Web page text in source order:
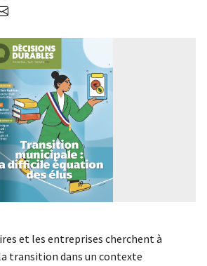
et les entreprises cherchent à
transition dans un contexte